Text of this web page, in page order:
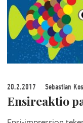
20.2.2017 Sebastian
Ensireaktio